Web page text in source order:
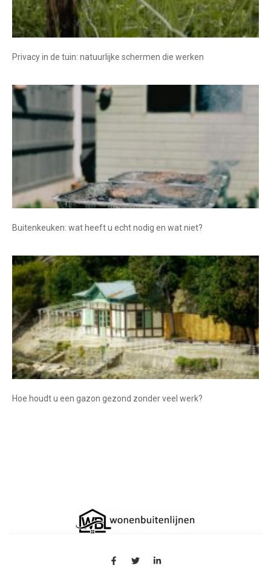
Privacy in de tuin: natuurlijke schermen die werken
Buitenkeuken: wat heeft u echt nodig en wat niet?
Hoe houdt u een gazon gezond zonder veel werk?